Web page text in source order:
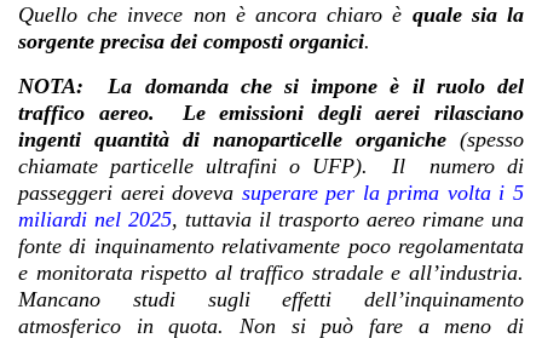
Quello che invece non è ancora chiaro è quale sia la
sorgente precisa dei composti organici.
NOTA:
La domanda che si impone è il ruolo del
traffico aereo.
Le emissioni degli aerei rilasciano
ingenti quantità di nanoparticelle organiche (spesso
chiamate particelle ultrafini o UFP). Il numero di
passeggeri aerei doveva superare per la prima volta i 5
miliardi nel 2025, tuttavia il trasporto aereo rimane una
fonte di inquinamento relativamente poco regolamentata
e monitorata rispetto al traffico stradale e all’industria.
Mancano studi sugli effetti dell’inquinamento
atmosferico in quota. Non si può fare a meno di